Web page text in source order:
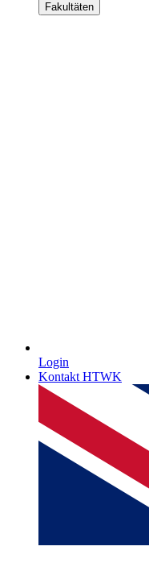
Fakultäten
Login
Kontakt HTWK